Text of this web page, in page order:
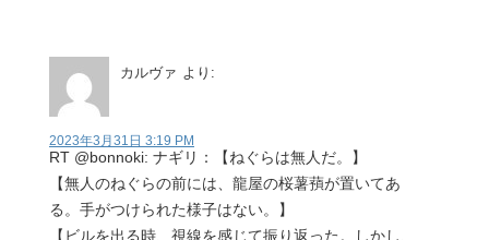
カルヴァ より:
2023年3月31日 3:19 PM
RT @bonnoki: ナギリ：【ねぐらは無人だ。】
【無人のねぐらの前には、龍屋の桜薯蕷が置いてあ
る。手がつけられた様子はない。】
【ビルを出る時、視線を感じて振り返った。しかし、